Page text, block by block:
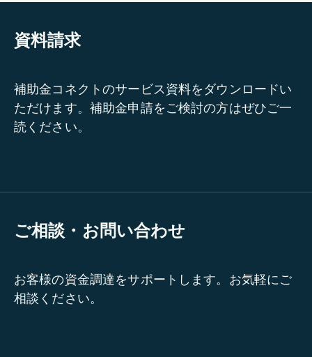
資料請求
補助金コネクトのサービス資料をダウンロードい
ただけます。補助金申請をご検討の方はぜひご一
読ください。
ご相談・お問い合わせ
お客様の資金調達をサポートします。お気軽にご
相談ください。